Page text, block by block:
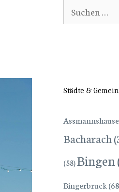
Suchen
nach:
Städte &
Bacharach
(58)Bingen
Bingerbrück